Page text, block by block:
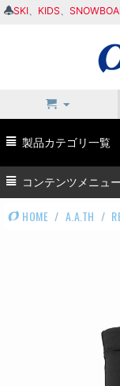
SKI KIDS
製品カテゴリ一覧
コンテンツメニュー
HOME / A.A.TH /